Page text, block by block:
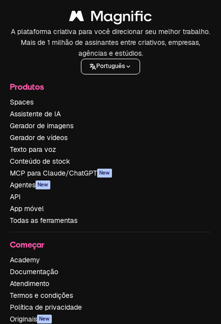
A plataforma criativa para você direcionar seu melhor trabalho.
Mais de 1 milhão de assinantes entre criativos, empresas,
agências e estúdios.
Português
Produtos
Spaces
Assistente de IA
Gerador de imagens
Gerador de vídeos
Texto para voz
Conteúdo de stock
MCP para Claude/ChatGPT New
Agentes New
API
App móvel
Todas as ferramentas
Começar
Academy
Documentação
Atendimento
Termos e condições
Política de privacidade
Originais New